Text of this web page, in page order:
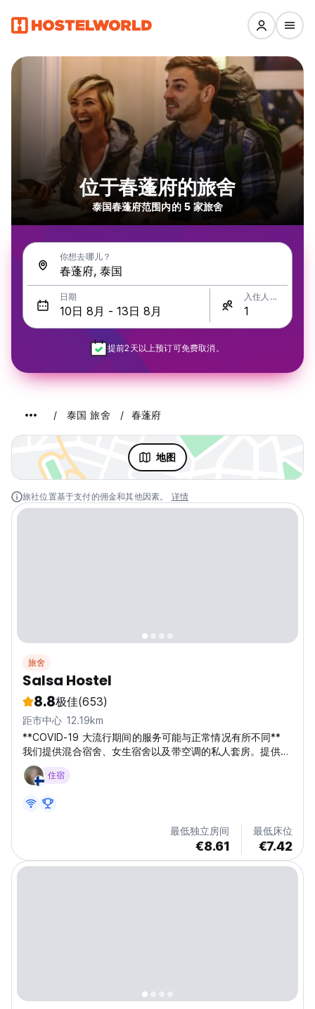
位于春蓬府的旅舍
泰国春蓬府范围内的 5 家旅舍
你想去哪儿？
日期 入住人数
提前2天以上预订可免费取消。
泰国 旅舍 春蓬府
地图
旅社位置基于支付的佣金和其他因素。 详情
旅舍
Salsa Hostel
8.8极佳(653)
距市中心 12.19km
**COVID-19 大流行期间的服务可能与正常情况有所不同**
我们提供混合宿舍、女生宿舍以及带空调的私人套房。提供免
费无线网络和床上用品。丰盛的早餐是您的选择，并且可以当
场购买。 对于在春蓬停留几个小时的客人，Salsa Hostel 旅
06:00-21:00（视空间供应情况而定）。客人可以使用旅舍的
设施、淋浴、免费无线网络、电视和电影等。 工作人员可以
协助您预订前往涛岛、帕岸岛和苏梅岛的渡轮，无需预订费和
任何额外费用。您可以确保支付的价格与直接在码头购买的价
格相同。工作人员还可以为您提供前往下一个目的地的交通选
住宿
最低独立房间
€8.61
最低床位
€7.42